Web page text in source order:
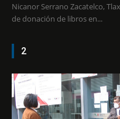
Nicanor Serrano Zacatelco, Tlax. Concluyó con gran éxito la campaña
de donación de libros en...
2